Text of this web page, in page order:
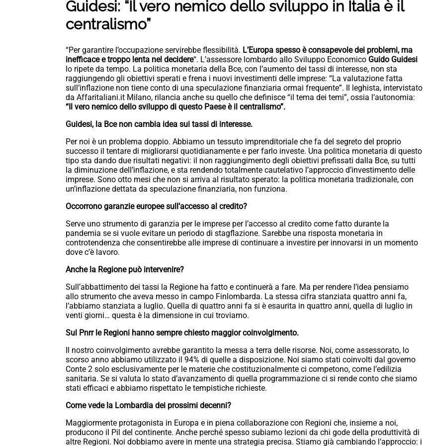
Guidesi: “Il vero nemico dello sviluppo in Italia è il
centralismo”
“Per garantire l’occupazione servirebbe flessibilità. L’Europa spesso è consapevole dei problemi, ma
inefficace e troppo lenta nel decidere“. L’assessore lombardo allo Sviluppo Economico Guido Guidesi
lo ripete da tempo. La politica monetaria della Bce, con l’aumento dei tassi di interesse, non sta
raggiungendo gli obiettivi sperati e frena i nuovi investimenti delle imprese: “La valutazione fatta
sull’inflazione non tiene conto di una speculazione finanziaria ormai frequente”. Il leghista, intervistato
da Affaritaliani.it Milano, rilancia anche su quello che definisce “il tema dei temi”, ossia l’autonomia:
“Il vero nemico dello sviluppo di questo Paese è il centralismo”.
Guidesi, la Bce non cambia idea sui tassi di interesse.
Per noi è un problema doppio. Abbiamo un tessuto imprenditoriale che fa del segreto del proprio
successo il tentare di migliorarsi quotidianamente e per farlo investe. Una politica monetaria di questo
tipo sta dando due risultati negativi: il non raggiungimento degli obiettivi prefissati dalla Bce, su tutti
la diminuzione dell’inflazione, e sta rendendo totalmente cautelativo l’approccio d’investimento delle
imprese. Sono otto mesi che non si arriva al risultato sperato: la politica monetaria tradizionale, con
un’inflazione dettata da speculazione finanziaria, non funziona.
Occorrono garanzie europee sull’accesso al credito?
Serve uno strumento di garanzia per le imprese per l’accesso al credito come fatto durante la
pandemia se si vuole evitare un periodo di stagflazione. Sarebbe una risposta monetaria in
controtendenza che consentirebbe alle imprese di continuare a investire per innovarsi in un momento
dove c’è lavoro.
Anche la Regione può intervenire?
Sull’abbattimento dei tassi la Regione ha fatto e continuerà a fare. Ma per rendere l’idea pensiamo
allo strumento che aveva messo in campo Finlombarda. La stessa cifra stanziata quattro anni fa,
l’abbiamo stanziata a luglio. Quella di quattro anni fa si è esaurita in quattro anni, quella di luglio in
venti giorni… questa è la dimensione in cui troviamo.
Sul Pnrr le Regioni hanno sempre chiesto maggior coinvolgimento.
Il nostro coinvolgimento avrebbe garantito la messa a terra delle risorse. Noi, come assessorato, lo
scorso anno abbiamo utilizzato il 94% di quelle a disposizione. Noi siamo stati coinvolti dal governo
Conte 2 solo esclusivamente per le materie che costituzionalmente ci competono, come l’edilizia
sanitaria. Se si valuta lo stato d’avanzamento di quella programmazione ci si rende conto che siamo
stati efficaci e abbiamo rispettato le tempistiche richieste.
Come vede la Lombardia dei prossimi decenni?
Maggiormente protagonista in Europa e in piena collaborazione con Regioni che, insieme a noi,
producono il Pil del continente. Anche perché spesso subiamo lezioni da chi gode della produttività di
altre Regioni. Noi dobbiamo avere in mente una strategia precisa. Stiamo già cambiando l’approccio: i